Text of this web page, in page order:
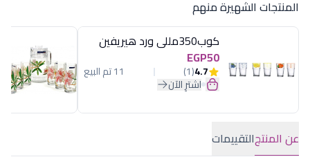
المنتجات الشهيرة منهم
كوب350مللى ورد هيريفين
EGP50
4.7
(1) 11 تم البيع
اشترِ الآن
عن المنتجالتقييمات